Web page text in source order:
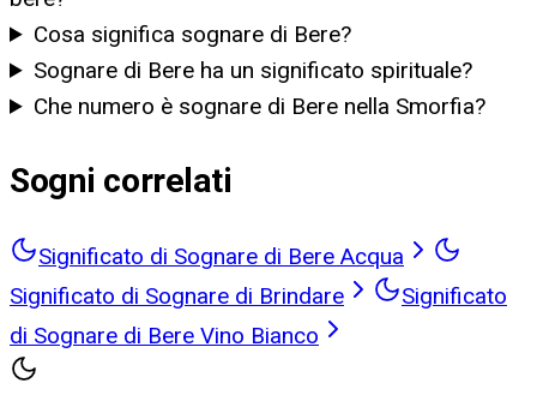
Cosa significa sognare di Bere?
Sognare di Bere ha un significato spirituale?
Che numero è sognare di Bere nella Smorfia?
Sogni correlati
Significato di Sognare di Bere Acqua
Significato di Sognare di Brindare
Significato
di Sognare di Bere Vino Bianco